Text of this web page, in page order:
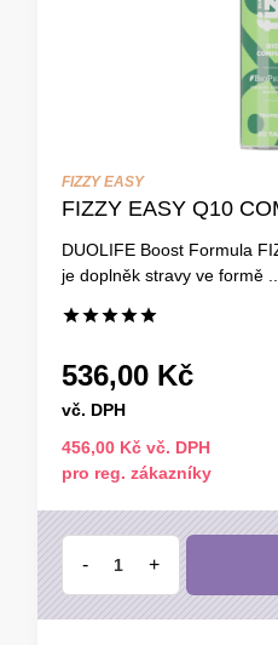
FIZZY EASY
FIZZY EASY Q10
DUOLIFE Boost Formula
je doplněk stravy ve formě ...
536,00 Kč
vč. DPH
456,00 Kč vč. DPH
pro reg. zákazníky
- +